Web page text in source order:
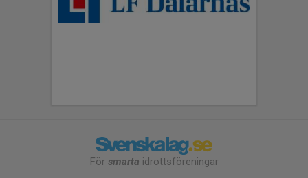
För smarta idrottsföreningar